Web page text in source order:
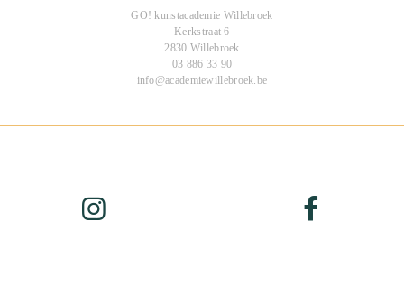
GO! kunstacademie Willebroek
Kerkstraat 6
2830 Willebroek
03 886 33 90
info@academiewillebroek.be